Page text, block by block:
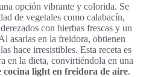
opción vibrante y colorida. Se
de vegetales como calabacín,
con hierbas frescas y un
asarlas en la freidora, obtienen
hace irresistibles. Esta receta es
en la dieta, convirtiéndola en una
cocina light en freidora de aire.